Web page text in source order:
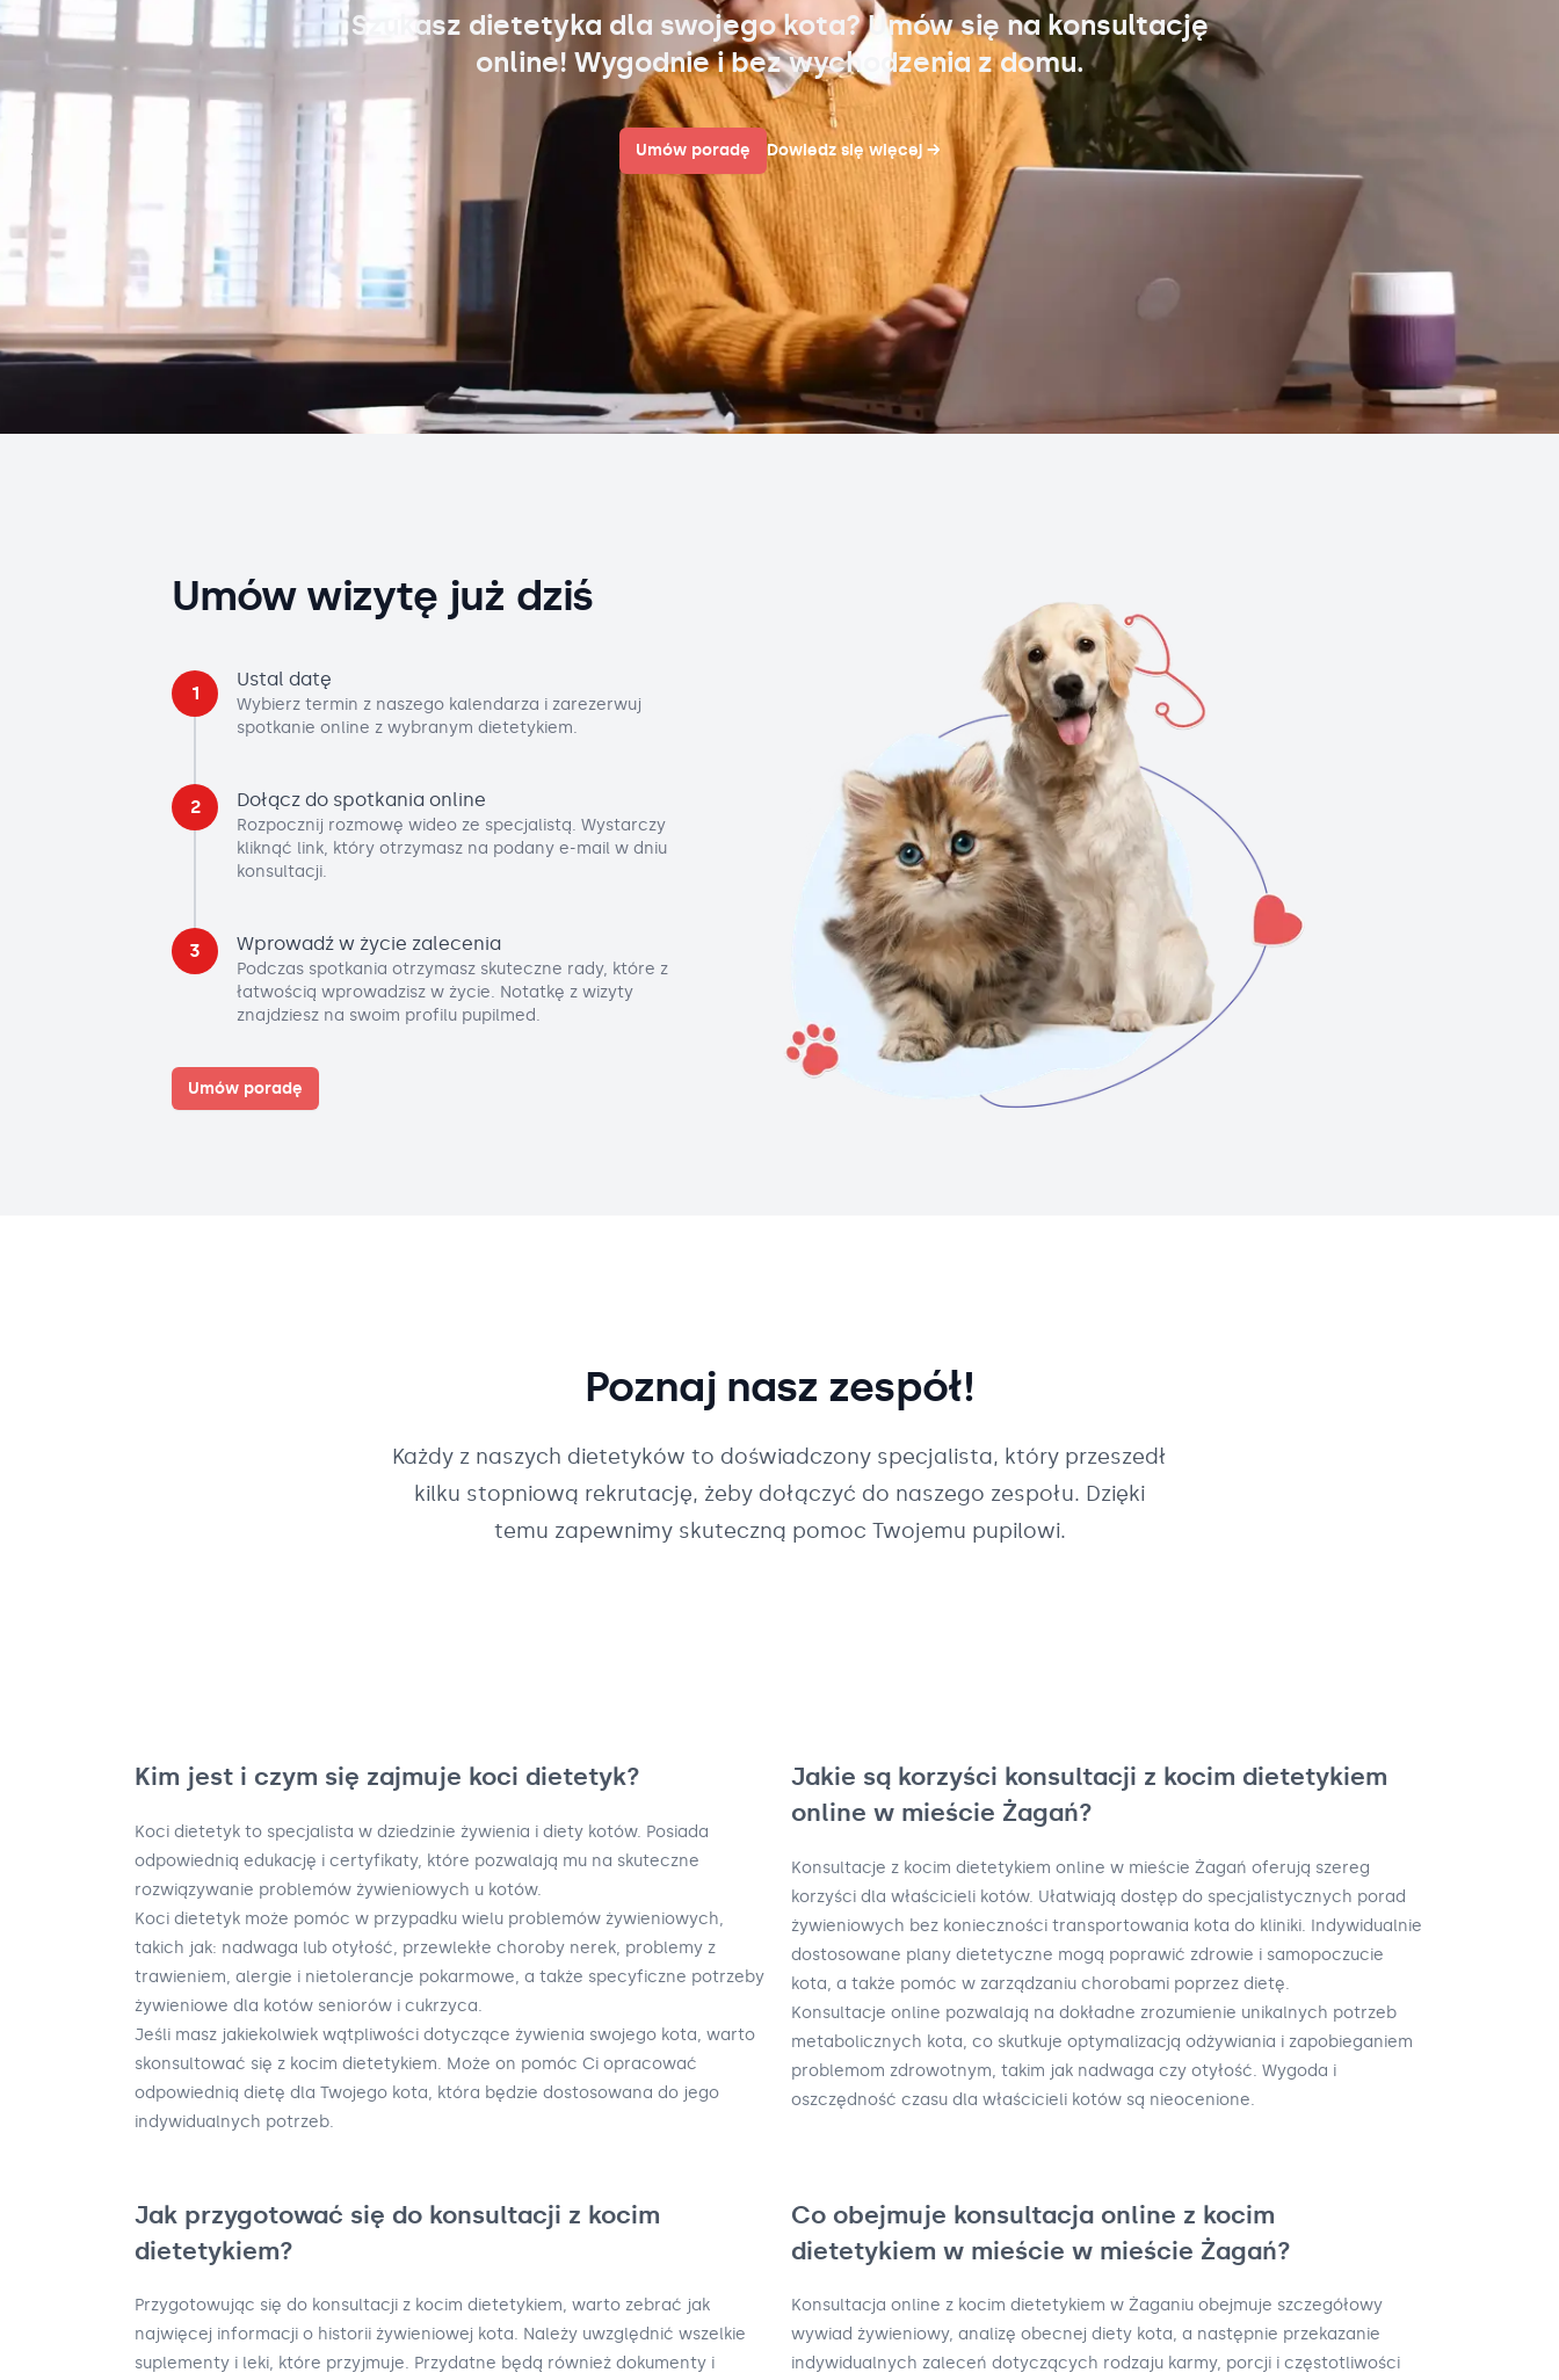
Szukasz dietetyka dla swojego kota? Umów się na konsultację
online! Wygodnie i bez wychodzenia z domu.
Umów poradę Dowiedz się więcej →
Umów wizytę już dziś
1
Ustal datę
Wybierz termin z naszego kalendarza i zarezerwuj
spotkanie online z wybranym dietetykiem.
2 Dołącz do spotkania online
Rozpocznij rozmowę wideo ze specjalistą. Wystarczy
kliknąć link, który otrzymasz na podany e-mail w dniu
konsultacji.
3 Wprowadź w życie zalecenia
Podczas spotkania otrzymasz skuteczne rady, które z
łatwością wprowadzisz w życie. Notatkę z wizyty
znajdziesz na swoim profilu pupilmed.
Umów poradę
Poznaj nasz zespół!
Każdy z naszych dietetyków to doświadczony specjalista, który przeszedł
kilku stopniową rekrutację, żeby dołączyć do naszego zespołu. Dzięki
temu zapewnimy skuteczną pomoc Twojemu pupilowi.
Kim jest i czym się zajmuje koci dietetyk?
Koci dietetyk to specjalista w dziedzinie żywienia i diety kotów. Posiada
odpowiednią edukację i certyfikaty, które pozwalają mu na skuteczne
rozwiązywanie problemów żywieniowych u kotów.
Koci dietetyk może pomóc w przypadku wielu problemów żywieniowych,
takich jak: nadwaga lub otyłość, przewlekłe choroby nerek, problemy z
trawieniem, alergie i nietolerancje pokarmowe, a także specyficzne potrzeby
żywieniowe dla kotów seniorów i cukrzyca.
Jeśli masz jakiekolwiek wątpliwości dotyczące żywienia swojego kota, warto
skonsultować się z kocim dietetykiem. Może on pomóc Ci opracować
odpowiednią dietę dla Twojego kota, która będzie dostosowana do jego
indywidualnych potrzeb.
Jakie są korzyści konsultacji z kocim dietetykiem
online w mieście Żagań?
Konsultacje z kocim dietetykiem online w mieście Żagań oferują szereg
korzyści dla właścicieli kotów. Ułatwiają dostęp do specjalistycznych porad
żywieniowych bez konieczności transportowania kota do kliniki. Indywidualnie
dostosowane plany dietetyczne mogą poprawić zdrowie i samopoczucie
kota, a także pomóc w zarządzaniu chorobami poprzez dietę.
Konsultacje online pozwalają na dokładne zrozumienie unikalnych potrzeb
metabolicznych kota, co skutkuje optymalizacją odżywiania i zapobieganiem
problemom zdrowotnym, takim jak nadwaga czy otyłość. Wygoda i
oszczędność czasu dla właścicieli kotów są nieocenione.
Jak przygotować się do konsultacji z kocim
dietetykiem?
Przygotowując się do konsultacji z kocim dietetykiem, warto zebrać jak
najwięcej informacji o historii żywieniowej kota. Należy uwzględnić wszelkie
suplementy i leki, które przyjmuje. Przydatne będą również dokumenty i
Co obejmuje konsultacja online z kocim
dietetykiem w mieście w mieście Żagań?
Konsultacja online z kocim dietetykiem w Żaganiu obejmuje szczegółowy
wywiad żywieniowy, analizę obecnej diety kota, a następnie przekazanie
indywidualnych zaleceń dotyczących rodzaju karmy, porcji i częstotliwości